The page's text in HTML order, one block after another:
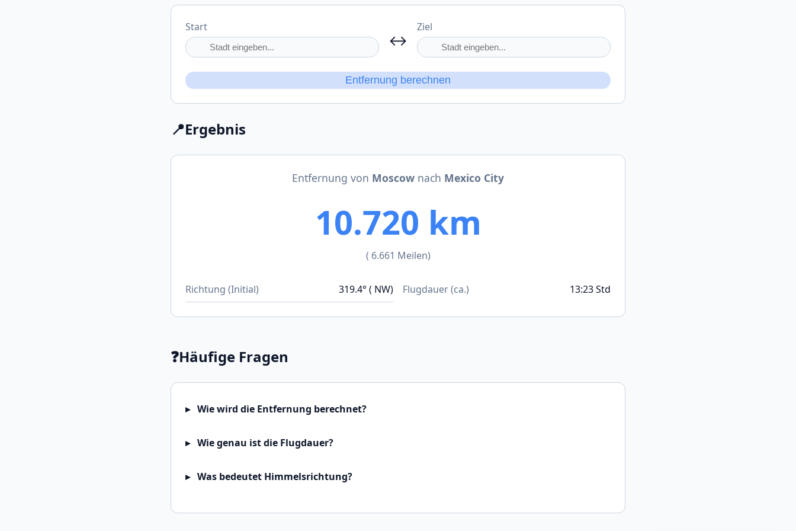
Start
↔
Ziel
Entfernung berechnen
📍Ergebnis
Entfernung von Moscow nach Mexico City
10.720 km
( 6.661 Meilen)
Richtung (Initial) 319.4° ( NW) Flugdauer (ca.) 13:23 Std
❓Häufige Fragen
Wie wird die Entfernung berechnet?
Wie genau ist die Flugdauer?
Was bedeutet Himmelsrichtung?